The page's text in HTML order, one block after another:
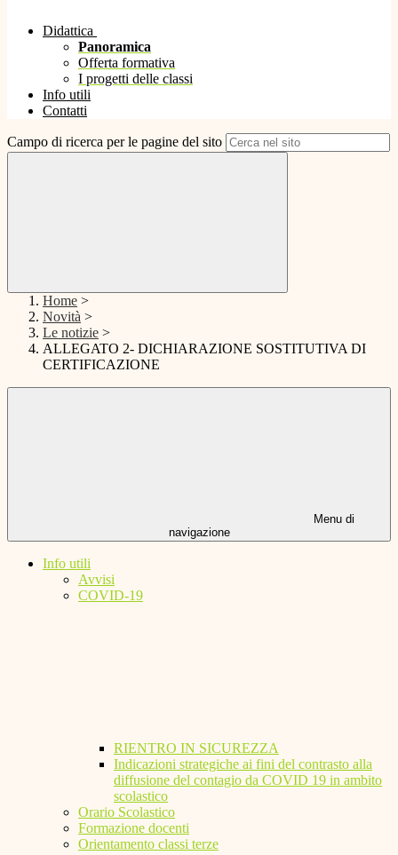
Didattica
Panoramica
Offerta formativa
I progetti delle classi
Info utili
Contatti
Campo di ricerca per le pagine del sito
Home >
Novità >
Le notizie >
ALLEGATO 2- DICHIARAZIONE SOSTITUTIVA DI
CERTIFICAZIONE
Menu di
navigazione
Info utili
Avvisi
COVID-19
RIENTRO IN SICUREZZA
Indicazioni strategiche ai fini del contrasto alla
diffusione del contagio da COVID 19 in ambito
scolastico
Orario Scolastico
Formazione docenti
Orientamento classi terze